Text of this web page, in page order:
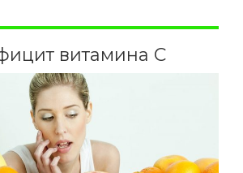
витамина С